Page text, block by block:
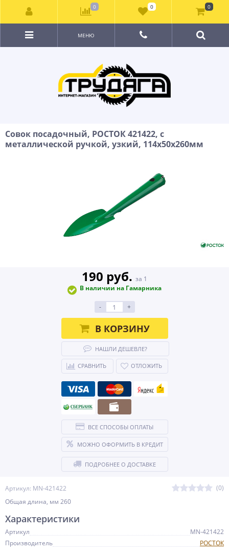
МЕНЮ
Совок посадочный, РОСТОК 421422, с
металлической ручкой, узкий, 114x50x260мм
Артикул: MN-421422
(0)
Общая длина, мм 260
190 руб. за 1
В наличии на Гамарника
- +
В КОРЗИНУ
НАШЛИ ДЕШЕВЛЕ?
СРАВНИТЬ ОТЛОЖИТЬ
ВСЕ СПОСОБЫ ОПЛАТЫ
МОЖНО ОФОРМИТЬ В КРЕДИТ
ПОДРОБНЕЕ О ДОСТАВКЕ
Характеристики
Артикул
MN-421422
Производитель
РОСТОК
0 0 0